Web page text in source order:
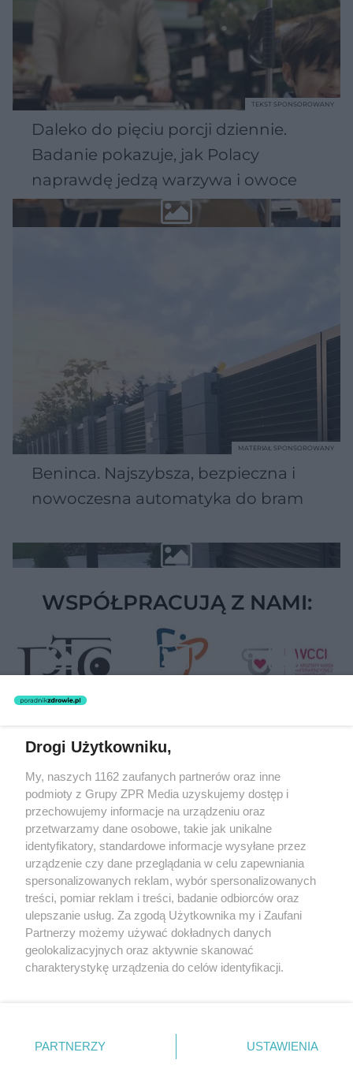
Daleko do pięciu porcji dziennie.
Badanie pokazuje, jak Polacy
naprawdę jedzą warzywa i owoce
TEKST SPONSOROWANY
Beninca. Najszybsza, bezpieczna i
nowoczesna automatyka do bram
MATERIAŁ SPONSOROWANY
WSPÓŁPRACUJĄ Z NAMI:
Żaden utwór zamieszczony w serwisie nie może być powielany i
rozpowszechniany lub dalej rozpowszechniany w jakikolwiek sposób
(w tym także elektroniczny lub mechaniczny) na jakimkolwiek polu
eksploatacji w jakiejkolwiek formie, włącznie z umieszczaniem w
Internecie bez pisemnej zgody właściciela praw. Jakiekolwiek użycie
lub wykorzystanie utworów w całości lub w części z naruszeniem
prawa, tzn. bez właściwej zgody, jest zabronione pod groźbą kary i
może być ścigane prawnie.
O nas
Drogi Użytkowniku,
My, naszych 1162 zaufanych partnerów oraz inne
podmioty z Grupy ZPR Media uzyskujemy dostęp i
przechowujemy informacje na urządzeniu oraz
przetwarzamy dane osobowe, takie jak unikalne
identyfikatory, standardowe informacje wysyłane przez
urządzenie czy dane przeglądania w celu zapewniania
spersonalizowanych reklam, wybór spersonalizowanych
treści, pomiar reklam i treści, badanie odbiorców oraz
ulepszanie usług. Za zgodą Użytkownika my i Zaufani
Partnerzy możemy używać dokładnych danych
geolokalizacyjnych oraz aktywnie skanować
charakterystykę urządzenia do celów identyfikacji.
zmienić/wycofać klikając przycisk ustawień prywatności
znajdujący się w lewym dolnym rogu strony
PARTNERZY USTAWIENIA